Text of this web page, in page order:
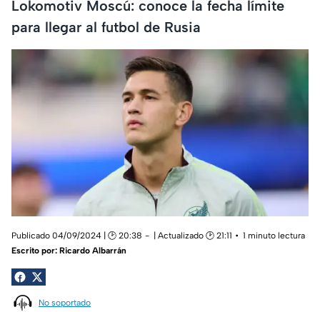
Lokomotiv Moscú: conoce la fecha límite
para llegar al futbol de Rusia
Publicado 04/09/2024 | 🕑 20:38 | Actualizado 🕑 21:11
1 minuto lectura
Escrito por: Ricardo Albarrán
No soportado